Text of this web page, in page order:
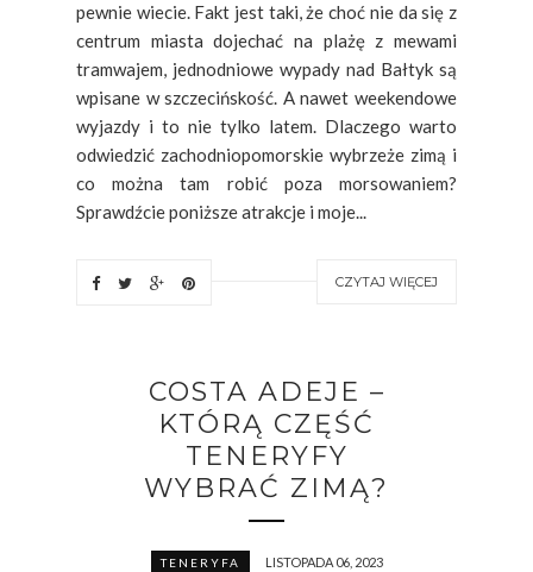
pewnie wiecie. Fakt jest taki, że choć nie da się z
centrum miasta dojechać na plażę z mewami
tramwajem, jednodniowe wypady nad Bałtyk są
wpisane w szczecińskość. A nawet weekendowe
wyjazdy i to nie tylko latem. Dlaczego warto
odwiedzić zachodniopomorskie wybrzeże zimą i
co można tam robić poza morsowaniem?
Sprawdźcie poniższe atrakcje i moje...
CZYTAJ WIĘCEJ
COSTA ADEJE –
KTÓRĄ CZĘŚĆ
TENERYFY
WYBRAĆ ZIMĄ?
TENERYFA LISTOPADA 06, 2023